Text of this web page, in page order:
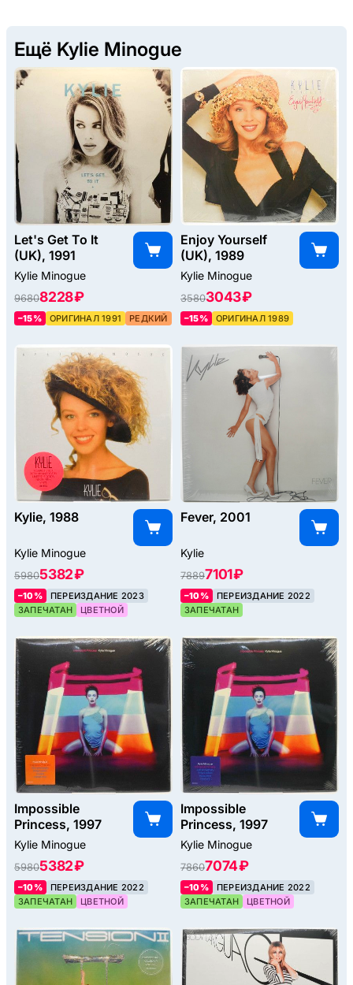
Ещё Kylie Minogue
Let's Get To It
(UK), 1991
Kylie Minogue
96808228 ₽
–15% ОРИГИНАЛ 1991 РЕДКИЙ
Enjoy Yourself
(UK), 1989
Kylie Minogue
35803043 ₽
–15% ОРИГИНАЛ 1989
Kylie, 1988
Kylie Minogue
59805382 ₽
–10%
ПЕРЕИЗДАНИЕ 2023
ЗАПЕЧАТАН
ЦВЕТНОЙ
Fever, 2001
Kylie
78897101 ₽
–10%
ПЕРЕИЗДАНИЕ 2022
ЗАПЕЧАТАН
Impossible
Princess, 1997
Kylie Minogue
59805382 ₽
–10%
ПЕРЕИЗДАНИЕ 2022
ЗАПЕЧАТАН
ЦВЕТНОЙ
Impossible
Princess, 1997
Kylie Minogue
78607074 ₽
–10%
ПЕРЕИЗДАНИЕ 2022
ЗАПЕЧАТАН
ЦВЕТНОЙ